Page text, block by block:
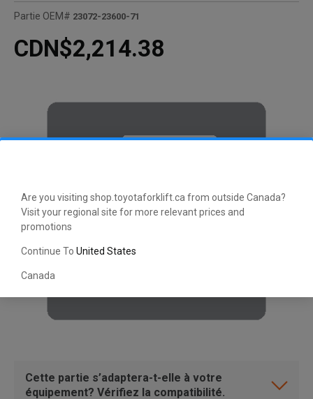
Are you visiting shop.toyotaforklift.ca from outside Canada?
Visit your regional site for more relevant prices and
promotions
Continue To United States
Canada
Partie OEM# 23072-23600-71
CDN$2,214.38
Cette partie s’adaptera-t-elle à votre
équipement? Vérifiez la compatibilité.